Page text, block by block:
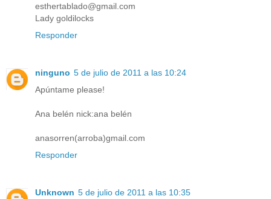
esthertablado@gmail.com
Lady goldilocks
Responder
ninguno 5 de julio de 2011 a las 10:24
Apúntame please!
Ana belén nick:ana belén
anasorren(arroba)gmail.com
Responder
Unknown 5 de julio de 2011 a las 10:35